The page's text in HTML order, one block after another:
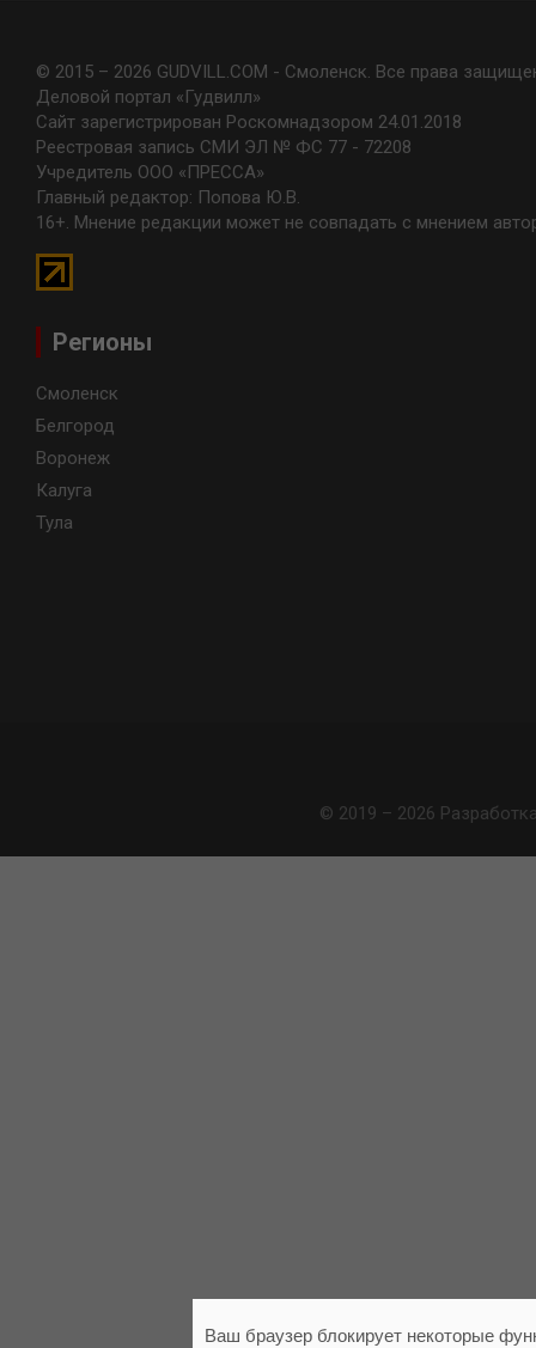
© 2015 – 2026 GUDVILL.COM - Смоленск. Все права
Деловой портал «Гудвилл»
Сайт зарегистрирован Роскомнадзором 24.01.2018
Реестровая запись СМИ ЭЛ № ФС 77 - 72208
Учредитель ООО «ПРЕССА»
Главный редактор: Попова Ю.В.
16+. Мнение редакции может не совпадать с мнением
Регионы
Смоленск
Белгород
Воронеж
Калуга
Тула
© 2019 – 2026
Ваш браузер блокирует некоторые